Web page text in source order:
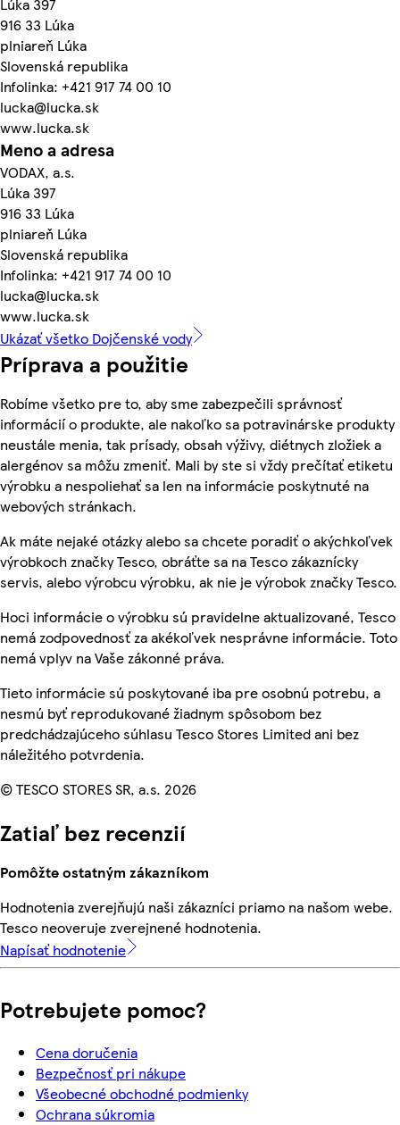
916 33 Lúka
plniareň Lúka
Slovenská republika
Infolinka: +421 917 74 00 10
lucka@lucka.sk
www.lucka.sk
Meno a adresa
VODAX, a.s.
Lúka 397
916 33 Lúka
plniareň Lúka
Slovenská republika
Infolinka: +421 917 74 00 10
lucka@lucka.sk
www.lucka.sk
Ukázať všetko Dojčenské vody
Príprava a použitie
Robíme všetko pre to, aby sme zabezpečili správnosť
informácií o produkte, ale nakoľko sa potravinárske produkty
neustále menia, tak prísady, obsah výživy, diétnych zložiek a
alergénov sa môžu zmeniť. Mali by ste si vždy prečítať etiketu
výrobku a nespoliehať sa len na informácie poskytnuté na
webových stránkach.
Ak máte nejaké otázky alebo sa chcete poradiť o akýchkoľvek
výrobkoch značky Tesco, obráťte sa na Tesco zákaznícky
servis, alebo výrobcu výrobku, ak nie je výrobok značky Tesco.
Hoci informácie o výrobku sú pravidelne aktualizované, Tesco
nemá zodpovednosť za akékoľvek nesprávne informácie. Toto
nemá vplyv na Vaše zákonné práva.
Tieto informácie sú poskytované iba pre osobnú potrebu, a
nesmú byť reprodukované žiadnym spôsobom bez
predchádzajúceho súhlasu Tesco Stores Limited ani bez
náležitého potvrdenia.
© TESCO STORES SR, a.s. 2026
Zatiaľ bez recenzií
Pomôžte ostatným zákazníkom
Hodnotenia zverejňujú naši zákazníci priamo na našom webe.
Tesco neoveruje zverejnené hodnotenia.
Napísať hodnotenie
Potrebujete pomoc?
Cena doručenia
Bezpečnosť pri nákupe
Všeobecné obchodné podmienky
Ochrana súkromia